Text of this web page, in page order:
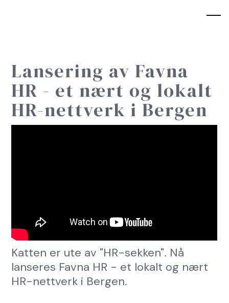
Lansering av Favna
HR - et nært og lokalt
HR-nettverk i Bergen
Katten er ute av "HR-sekken". Nå
lanseres Favna HR - et lokalt og nært
HR-nettverk i Bergen.